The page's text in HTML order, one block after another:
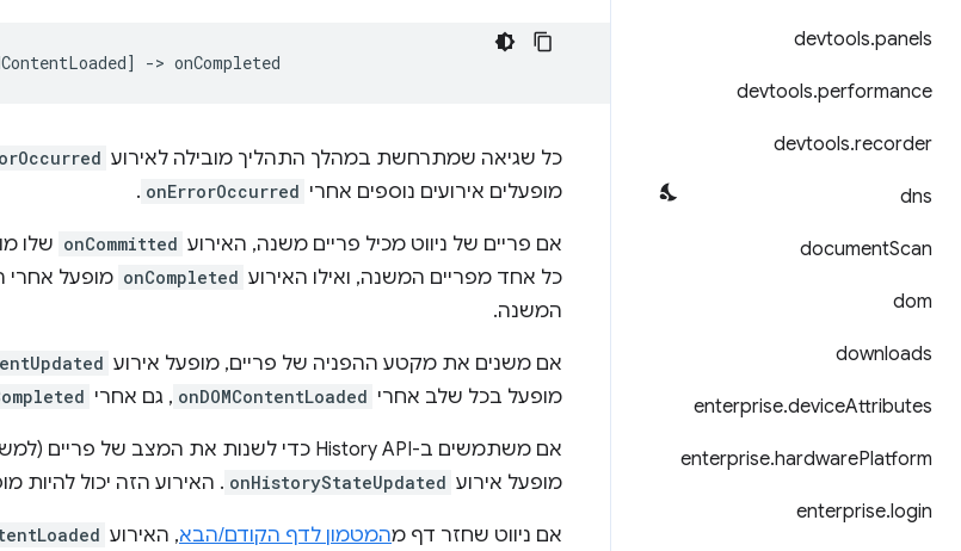
devtools.panels
devtools.performance
devtools.recorder
dns
documentScan
dom
downloads
enterprise.deviceAttributes
enterprise.hardwarePlatform
enterprise.login
כל שגיאה שמתרחשת במהלך התהליך מובילה לאירוע
מופעלים אירועים נוספים אחרי onErrorOccurred
.
אם פריים של ניווט מכיל פריים משנה, האירוע onCommitted שלו
כל אחד מפריים המשנה, ואילו האירוע onCompleted מופעל אחרי
המשנה.
אם משנים את מקטע ההפניה של פריים, מופעל אירוע
מופעל בכל שלב אחרי onDOMContentLoaded , גם אחרי
אם משתמשים ב-History API כדי לשנות את המצב של פריים (למשל, באמצעות
מופעל אירוע onHistoryStateUpdated . האירוע הזה יכול להיות
אם ניווט שחזר דף מהמטמון לדף הקודם/הבא, האירוע